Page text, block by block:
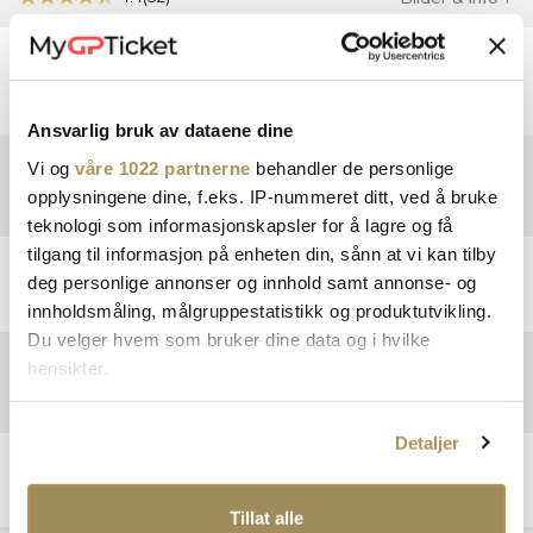
Ansvarlig bruk av dataene dine
Vi og våre 1022 partnerne behandler de personlige
opplysningene dine, f.eks. IP-nummeret ditt, ved å bruke
teknologi som informasjonskapsler for å lagre og få
tilgang til informasjon på enheten din, sånn at vi kan tilby
deg personlige annonser og innhold samt annonse- og
innholdsmåling, målgruppestatistikk og produktutvikling.
Du velger hvem som bruker dine data og i hvilke
hensikter.
beliggenheten din, som kan være nøyaktig innenfor
Detaljer
Tillat alle
Nummererte plasser
Storskjerm
AZUL - WEST BLUEFre € 128.00
Billettinformasjon:
Denne billetten er gyldig på: Fredag · Lørdag · Søndag
Åpen tribune
Nummererte plasser
Storskjerm
Denne billetten vil bli sendt som e-billett.
VERDE - WESTGREEN TRIBUNEN
4.2(40) Bilder & info
VERDE - WEST GREENFre·Lør·Søn
€ 113.00
UTSOLGT
Billettinformasjon:
Denne billetten er gyldig på: Fredag · Lørdag · Søndag
Storskjerm
Denne billetten vil bli sendt som e-billett.
ROJA - WEST
4.6(47) Bilder & info